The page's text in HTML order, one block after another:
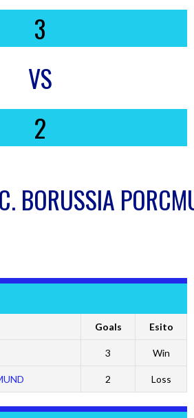
3
VS
2
BORUSSIA
Goals Esito
3 Win
2 Loss